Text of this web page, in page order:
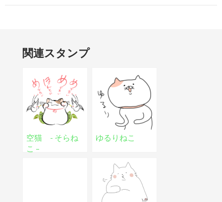
関連スタンプ
空猫 - そらね
こ –
ゆるりねこ